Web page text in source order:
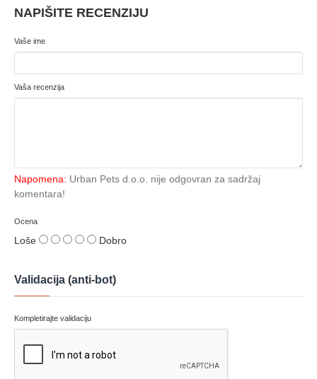
NAPIŠITE RECENZIJU
Vaše ime
Vaša recenzija
Napomena: Urban Pets d.o.o. nije odgovran za sadržaj
komentara!
Ocena
Loše Dobro
Validacija (anti-bot)
Kompletirajte validaciju